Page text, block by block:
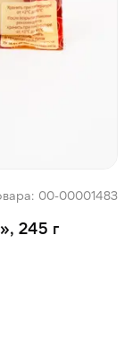
00-00001483
245 г